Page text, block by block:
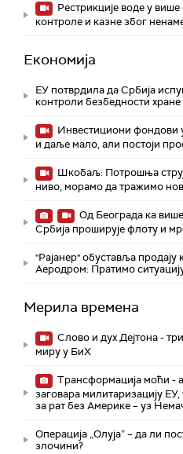
Рестрикције воде у
контроле и казне због
Економија
ЕУ потврдила да Србија
контроли безбедности
Инвестициони фондови
и даље мало, али постоји
Шкобаљ: Потрошња
ниво, морамо да тражимо
Од Београда ка
Србија проширује флоту и
"Рајанер" обуставља
Аеродром: Пратимо
Мерила времена
Слово и дух Дејтона -
миру у БиХ
Трансформација моћи -
заговара милитаризацију
за рат без Америке – уз
Операција „Олуја” – да ли
злочини?